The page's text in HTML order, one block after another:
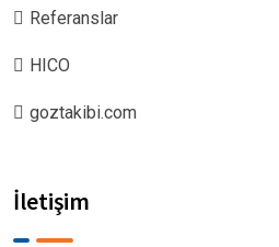
Referanslar
HICO
goztakibi.com
İletişim